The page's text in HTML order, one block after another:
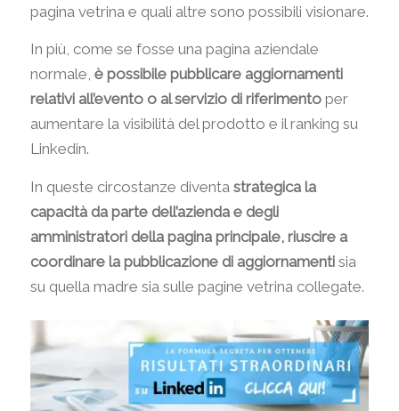
pagina vetrina e quali altre sono possibili visionare.
In più, come se fosse una pagina aziendale
normale, è possibile pubblicare aggiornamenti
relativi all’evento o al servizio di riferimentoper
aumentare la visibilità del prodotto e il ranking su
Linkedin.
In queste circostanze diventa strategica la
capacità da parte dell’azienda e degli
amministratori della pagina principale, riuscire a
coordinare la pubblicazione di aggiornamentisia
su quella madre sia sulle pagine vetrina collegate.